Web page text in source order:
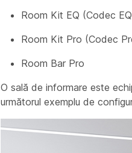
Room Kit EQ (Codec
Room Kit Pro (Codec
Room Bar Pro
O sală de informare este
următorul exemplu de